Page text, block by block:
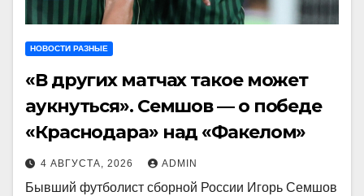
НОВОСТИ РАЗНЫЕ
«В других матчах такое может
аукнуться». Семшов — о победе
«Краснодара» над «Факелом»
4 АВГУСТА, 2026 ADMIN
Бывший футболист сборной России Игорь Семшов